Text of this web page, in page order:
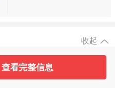
收起
2
看完整信息